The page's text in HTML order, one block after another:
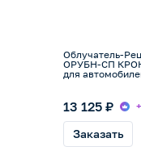
Облучатель-
ОРУБН-СП
для
13 125 ₽
Заказать